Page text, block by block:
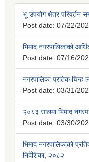
भू-उपयोग क्षेत्र परिवर्तन
Post date: 07/22/
भिमाद नगरपालिकाको
Post date: 07/16/
नगरपालिका प्रतिक चिन्ह
Post date: 03/31/
२०८३ सालमा भिमाद
Post date: 03/30/
भिमाद नगरपालिकाको
निर्देशिका, २०८२